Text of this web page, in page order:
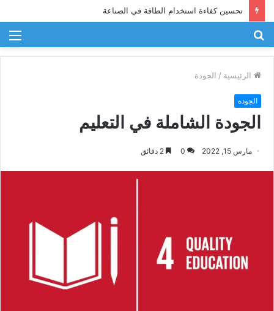
تحسين كفاءة استخدام الطاقة في الصناعة
الرئيسية / الجودة
الجودة
الجودة الشاملة في التعليم
مارس 15, 2022 0